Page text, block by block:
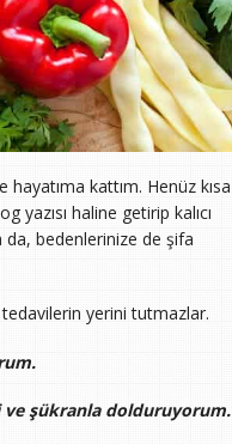
kattım. Henüz kısa
haline getirip kalıcı
da, bedenlerinize de şifa
yerini tutmazlar.
ve şükranla dolduruyorum.